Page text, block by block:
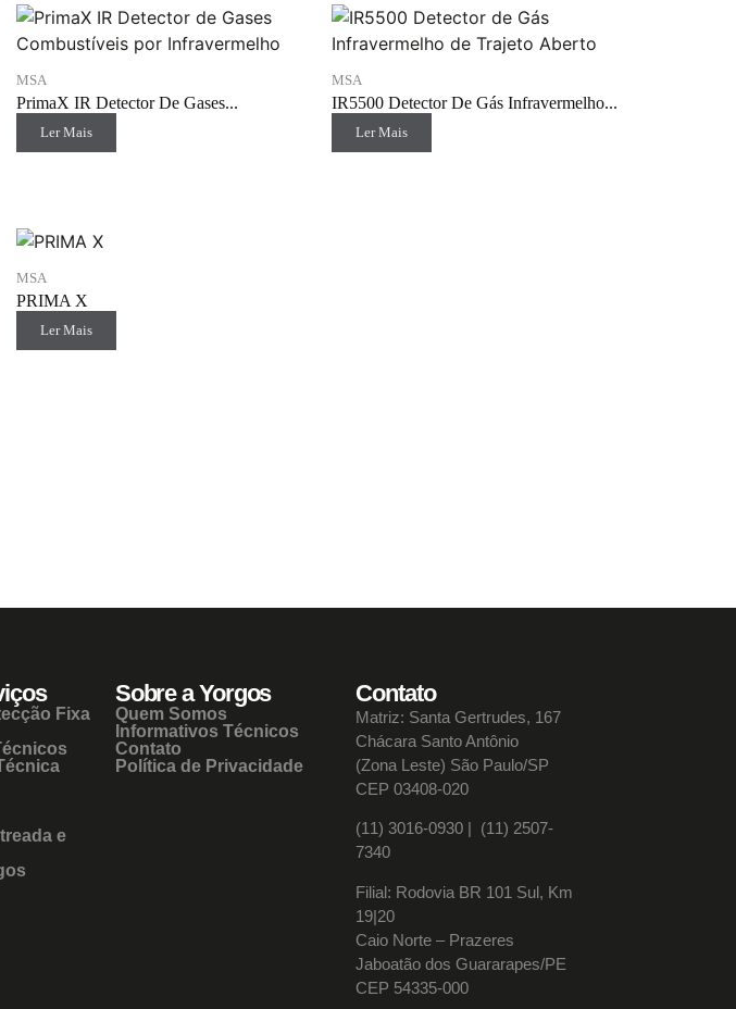
MSA
PrimaX IR Detector De Gases...
Ler Mais
MSA
IR5500 Detector De Gás Infravermelho...
Ler Mais
MSA
PRIMA X
Ler Mais
Fixa
e
Sobre a Yorgos
Quem Somos
Informativos Técnicos
Contato
Política de Privacidade
Contato
Matriz: Santa Gertrudes, 167
Chácara Santo Antônio
(Zona Leste) São Paulo/SP
CEP 03408-020
(11) 3016-0930​ | (11) 2507-
7340
Filial: Rodovia BR 101 Sul, Km
19|20
Caio Norte – Prazeres
Jaboatão dos Guararapes/PE
CEP 54335-000